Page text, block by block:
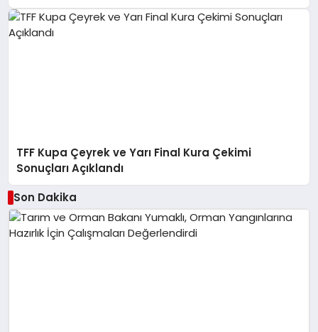
TFF Kupa Çeyrek ve Yarı Final Kura Çekimi
Sonuçları Açıklandı
Son Dakika